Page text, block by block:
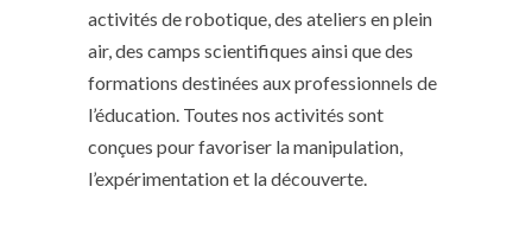
activités de robotique, des ateliers en plein
air, des camps scientifiques ainsi que des
formations destinées aux professionnels de
l’éducation. Toutes nos activités sont
conçues pour favoriser la manipulation,
l’expérimentation et la découverte.